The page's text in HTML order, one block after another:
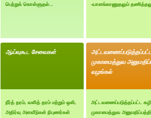
பெற்றுக் கொள்ளுதல்…
-யாளங்காணுதலும்
ஆய்வுகூட சேவைகள்
நீர்த் தரம், வளித் தரம் மற்றும் ஒலி,
அதிர்வு அளவீடுகள் நிபுணர்கள்
அட்டவணைப்படுத்தப்பட்ட
முகாமைத்துவ
வழங்கல்
அட்டவணைப்படுத்தப்பட்ட
முகாமைத்துவ